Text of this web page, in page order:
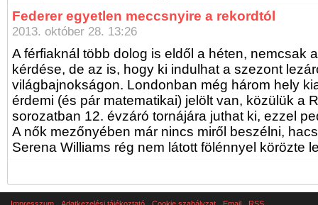
Federer egyetlen meccsnyire a rekordtól
2013. október 28. 13:26
A férfiaknál több dolog is eldől a héten, nemcsak
kérdése, de az is, hogy ki indulhat a szezont
világbajnokságon. Londonban még három hely
érdemi (és pár matematikai) jelölt van, közülük a
sorozatban 12. évzáró tornájára juthat ki, ezzel
A nők mezőnyében már nincs miről beszélni,
Serena Williams rég nem látott fölénnyel körözte